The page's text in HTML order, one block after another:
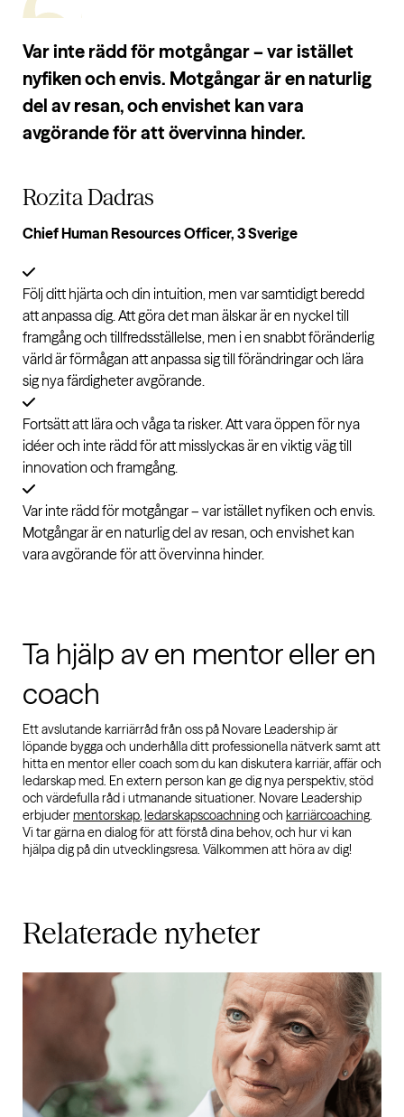
Var inte rädd för motgångar – var istället
nyfiken och envis. Motgångar är en naturlig
del av resan, och envishet kan vara
avgörande för att övervinna hinder.
Rozita Dadras
Chief Human Resources Officer, 3 Sverige
Följ ditt hjärta och din intuition, men var samtidigt beredd
att anpassa dig. Att göra det man älskar är en nyckel till
framgång och tillfredsställelse, men i en snabbt föränderlig
värld är förmågan att anpassa sig till förändringar och lära
sig nya färdigheter avgörande.
Fortsätt att lära och våga ta risker. Att vara öppen för nya
idéer och inte rädd för att misslyckas är en viktig väg till
innovation och framgång.
Var inte rädd för motgångar – var istället nyfiken och envis.
Motgångar är en naturlig del av resan, och envishet kan
vara avgörande för att övervinna hinder.
Ta hjälp av en mentor eller en
coach
Ett avslutande karriärråd från oss på Novare Leadership är
löpande bygga och underhålla ditt professionella nätverk samt att
hitta en mentor eller coach som du kan diskutera karriär, affär och
ledarskap med. En extern person kan ge dig nya perspektiv, stöd
och värdefulla råd i utmanande situationer. Novare Leadership
erbjudermentorskap,ledarskapscoachningoch karriärcoaching.
Vi tar gärna en dialog för att förstå dina behov, och hur vi kan
hjälpa dig på din utvecklingsresa. Välkommen att höra av dig!
Relaterade nyheter